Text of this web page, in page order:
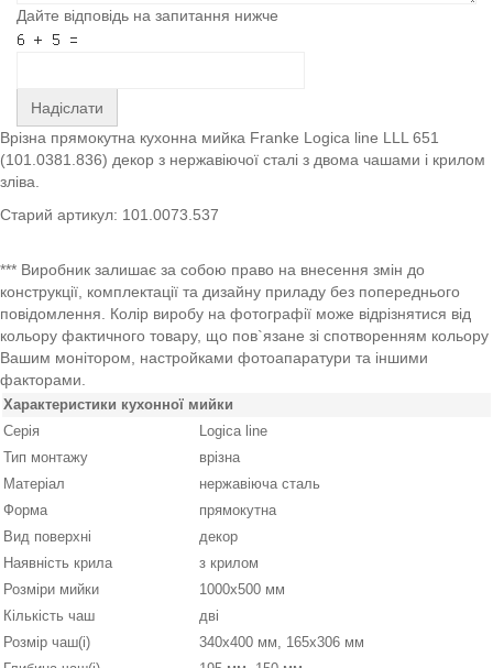
Дайте відповідь на запитання нижче
Надіслати
Врізна прямокутна кухонна мийка Franke Logica line LLL 651
(101.0381.836) декор з нержавіючої сталі з двома чашами і крилом
зліва.
Старий артикул: 101.0073.537
*** Виробник залишає за собою право на внесення змін до
конструкції, комплектації та дизайну приладу без попереднього
повідомлення. Колір виробу на фотографії може відрізнятися від
кольору фактичного товару, що пов`язане зі спотворенням кольору
Вашим монітором, настройками фотоапаратури та іншими
факторами.
Характеристики кухонної мийки
Серія
Logica line
Тип монтажу
врізна
Матеріал
нержавіюча сталь
Форма
прямокутна
Вид поверхні
декор
Наявність крила
з крилом
Розміри мийки
1000х500 мм
Кількість чаш
дві
Розмір чаш(і)
340х400 мм, 165х306 мм